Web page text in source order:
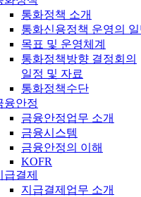
통화정책 소개
통화신용정책 운영의
목표 및 운영체계
통화정책방향 결정회의
일정 및 자료
통화정책수단
융안정
금융안정업무 소개
금융시스템
금융안정의 이해
KOFR
급결제
지급결제업무 소개